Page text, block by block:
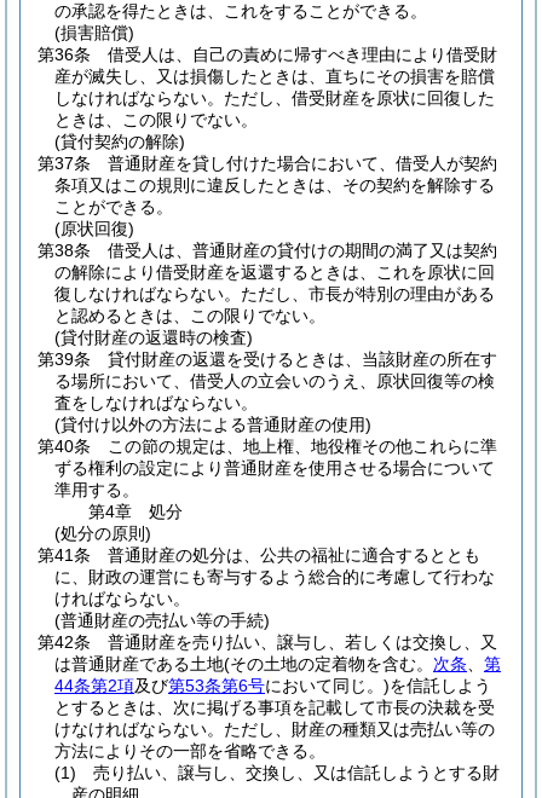
の承認を得たときは、これをすることができる。
(損害賠償)
第36条
借受人は、自己の責めに帰すべき理由により借受財
産が滅失し、又は損傷したときは、直ちにその損害を賠償
しなければならない。 ただし、借受財産を原状に回復した
ときは、この限りでない。
(貸付契約の解除)
第37条
普通財産を貸し付けた場合において、借受人が契約
条項又はこの規則に違反したときは、その契約を解除する
ことができる。
(原状回復)
第38条
借受人は、普通財産の貸付けの期間の満了又は契約
の解除により借受財産を返還するときは、これを原状に回
復しなければならない。 ただし、市長が特別の理由がある
と認めるときは、この限りでない。
(貸付財産の返還時の検査)
第39条
貸付財産の返還を受けるときは、当該財産の所在す
る場所において、借受人の立会いのうえ、原状回復等の検
査をしなければならない。
(貸付け以外の方法による普通財産の使用)
第40条
この節の規定は、地上権、地役権その他これらに準
ずる権利の設定により普通財産を使用させる場合について
準用する。
第4章
処分
(処分の原則)
第41条
普通財産の処分は、公共の福祉に適合するととも
に、財政の運営にも寄与するよう総合的に考慮して行わな
ければならない。
(普通財産の売払い等の手続)
第42条
普通財産を売り払い、譲与し、若しくは交換し、又
は普通財産である土地(その土地の定着物を含む。 次条
第
44条第2項及び第53条第6号において同じ。)を信託しよう
とするときは、次に掲げる事項を記載して市長の決裁を受
けなければならない。 ただし、財産の種類又は売払い等の
方法によりその一部を省略できる。
(1)
売り払い、譲与し、交換し、又は信託しようとする財